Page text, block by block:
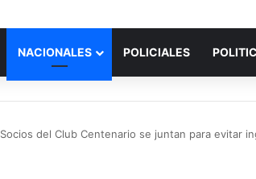
NACIONALES POLICIALES
Socios del Club Centenario se juntan para evitar